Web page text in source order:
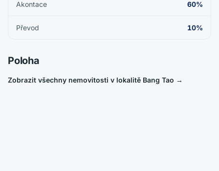
Akontace 60%
Převod 10%
Poloha
Zobrazit všechny nemovitosti v lokalitě Bang Tao →